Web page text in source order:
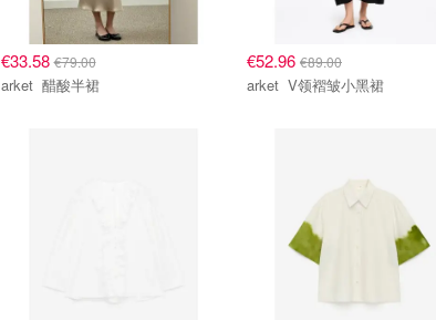
€33.58€79.00
arket 醋酸半裙
€52.96 €89.00
arket V领褶皱小黑裙